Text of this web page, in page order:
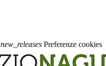
new_releases Preferenze cookies